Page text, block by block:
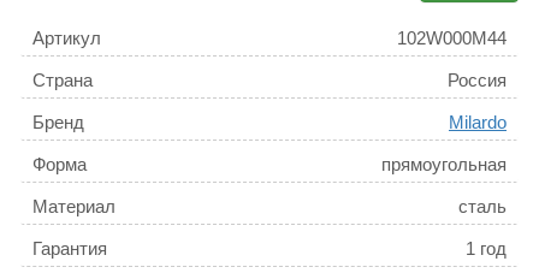
Артикул 102W000M44
Страна Россия
Бренд Milardo
Форма прямоугольная
Материал сталь
Гарантия 1 год